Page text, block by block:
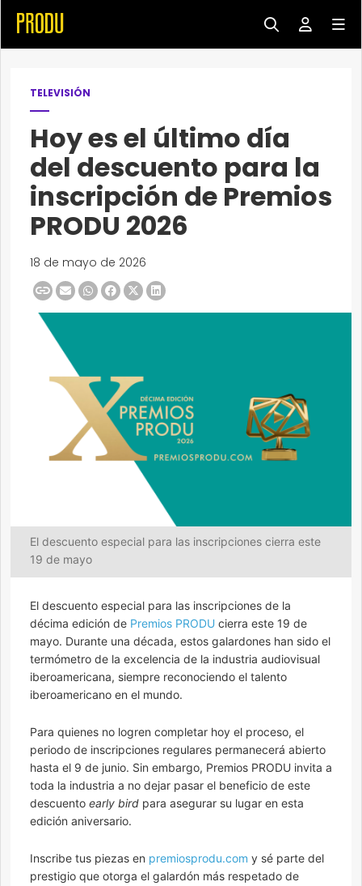
TELEVISIÓN
Hoy es el último día
del descuento para la
inscripción de Premios
PRODU 2026
18 de mayo de 2026
El descuento especial para las inscripciones cierra este
19 de mayo
El descuento especial para las inscripciones de la
décima edición de Premios PRODU cierra este 19 de
mayo. Durante una década, estos galardones han sido el
termómetro de la excelencia de la industria audiovisual
iberoamericana, siempre reconociendo el talento
iberoamericano en el mundo.
Para quienes no logren completar hoy el proceso, el
periodo de inscripciones regulares permanecerá abierto
hasta el 9 de junio. Sin embargo, Premios PRODU invita a
toda la industria a no dejar pasar el beneficio de este
descuento early bird para asegurar su lugar en esta
edición aniversario.
Inscribe tus piezas en premiosprodu.com y sé parte del
prestigio que otorga el galardón más respetado de